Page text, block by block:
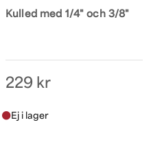
Kulled med 1/4" och 3/8"
229 kr